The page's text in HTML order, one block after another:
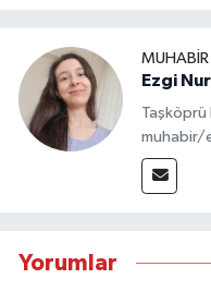
MUHABİR
Ezgi
muhabir/
Yorumlar